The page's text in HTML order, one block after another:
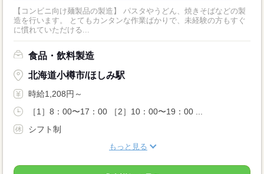
【コンビニ向け麺製品の製造】 パスタやうどん、焼きそばなどの製
造を行います。 とてもカンタンな作業ばかりで、未経験の方もすぐ
に慣れていただける...
食品・飲料製造
北海道小樽市/ほしみ駅
時給1,208円～
［1］8：00〜17：00 ［2］10：00〜19：00 ...
シフト制
もっと見る